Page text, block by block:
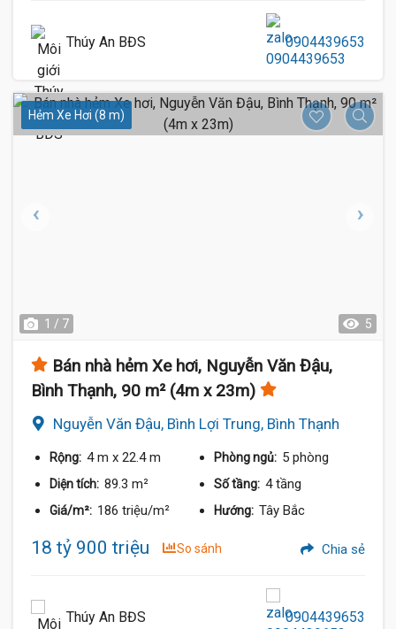
Thúy An BĐS 0904439653
Hẻm Xe Hơi (8 m)
1 / 7 5
Bán nhà hẻm Xe hơi, Nguyễn Văn Đậu,
Bình Thạnh, 90 m² (4m x 23m)
Nguyễn Văn Đậu, Bình Lợi Trung, Bình Thạnh
Rộng: 4 m x 22.4 m Phòng ngủ: 5 phòng
Diện tích: 89.3 m² Số tầng: 4 tầng
Giá/m²: 186 triệu/m² Hướng: Tây Bắc
18 tỷ 900 triệu So sánh Chia sẻ
Thúy An BĐS 0904439653